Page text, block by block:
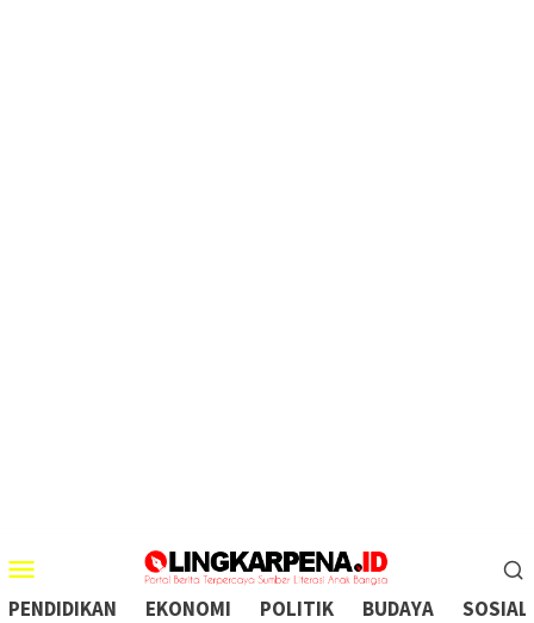
Mobile
PENDIDIKAN EKONOMI POLITIK BUDAYA SOSIAL